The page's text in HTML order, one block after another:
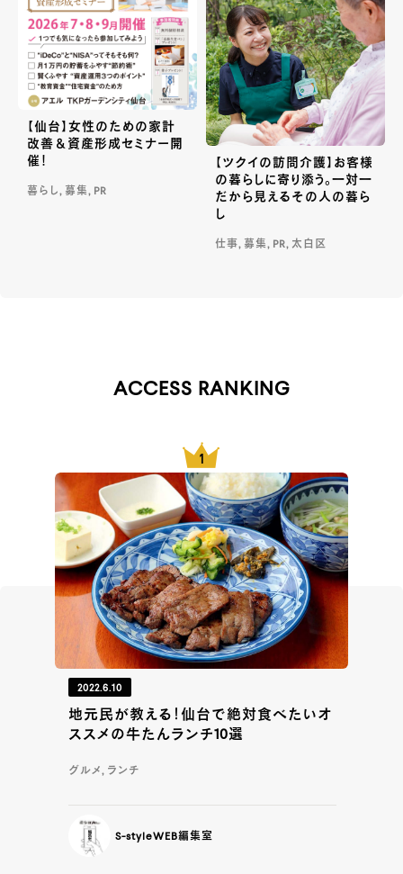
【仙台】女性のための家計
改善＆資産形成セミナー開
催！
暮らし, 募集, PR
【ツクイの訪問介護】お客様
の暮らしに寄り添う。一対一
だから見えるその人の暮ら
し
仕事, 募集, PR, 太白区
ACCESS RANKING
2022.6.10
地元民が教える！仙台で絶対食べたいオ
ススメの牛たんランチ10選
グルメ, ランチ
S-styleWEB編集室